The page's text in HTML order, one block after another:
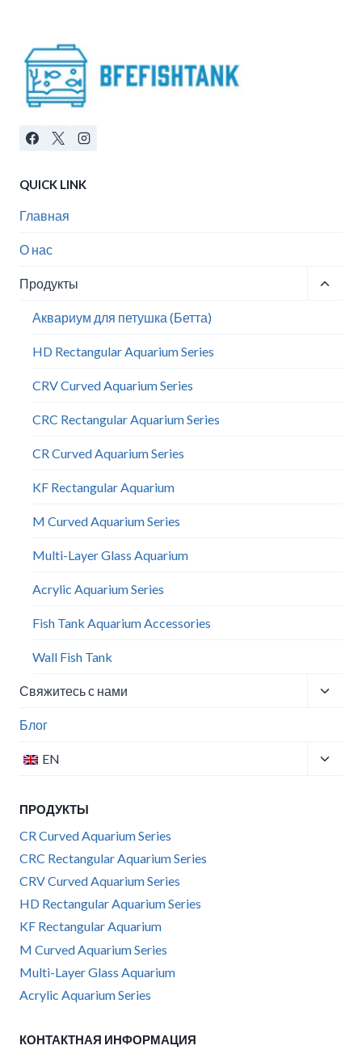
QUICK LINK
Главная
О нас
Продукты
Toggle
Аквариум для петушка (Бетта)
HD Rectangular Aquarium Series
CRV Curved Aquarium Series
CRC Rectangular Aquarium Series
CR Curved Aquarium Series
KF Rectangular Aquarium
M Curved Aquarium Series
Multi-Layer Glass Aquarium
Acrylic Aquarium Series
Fish Tank Aquarium Accessories
Wall Fish Tank​
Свяжитесь с нами
Toggle
Блог
EN
Toggle
ПРОДУКТЫ
CR Curved Aquarium Series
CRC Rectangular Aquarium Series
CRV Curved Aquarium Series
HD Rectangular Aquarium Series
KF Rectangular Aquarium
M Curved Aquarium Series
Multi-Layer Glass Aquarium
Acrylic Aquarium Series
КОНТАКТНАЯ ИНФОРМАЦИЯ